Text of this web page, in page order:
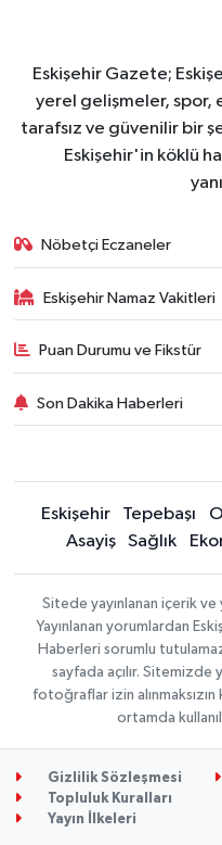
Eskişehir Gazete;
yerel gelişmeler, spor,
tarafsız ve güvenilir bir
Eskişehir'in köklü
Nöbetçi Eczaneler
Eskişehir Namaz Vakitleri
Puan Durumu ve Fikstür
Son Dakika Haberleri
Eskişehir Tepebaşı
Asayiş
Sağlık
Sitede yayınlanan içerik
Yayınlanan yorumlardan
Haberleri sorumlu
sayfada açılır. Sitemizde
fotoğraflar izin
ortamda
Gizlilik Sözleşmesi
Topluluk Kuralları
Yayın İlkeleri